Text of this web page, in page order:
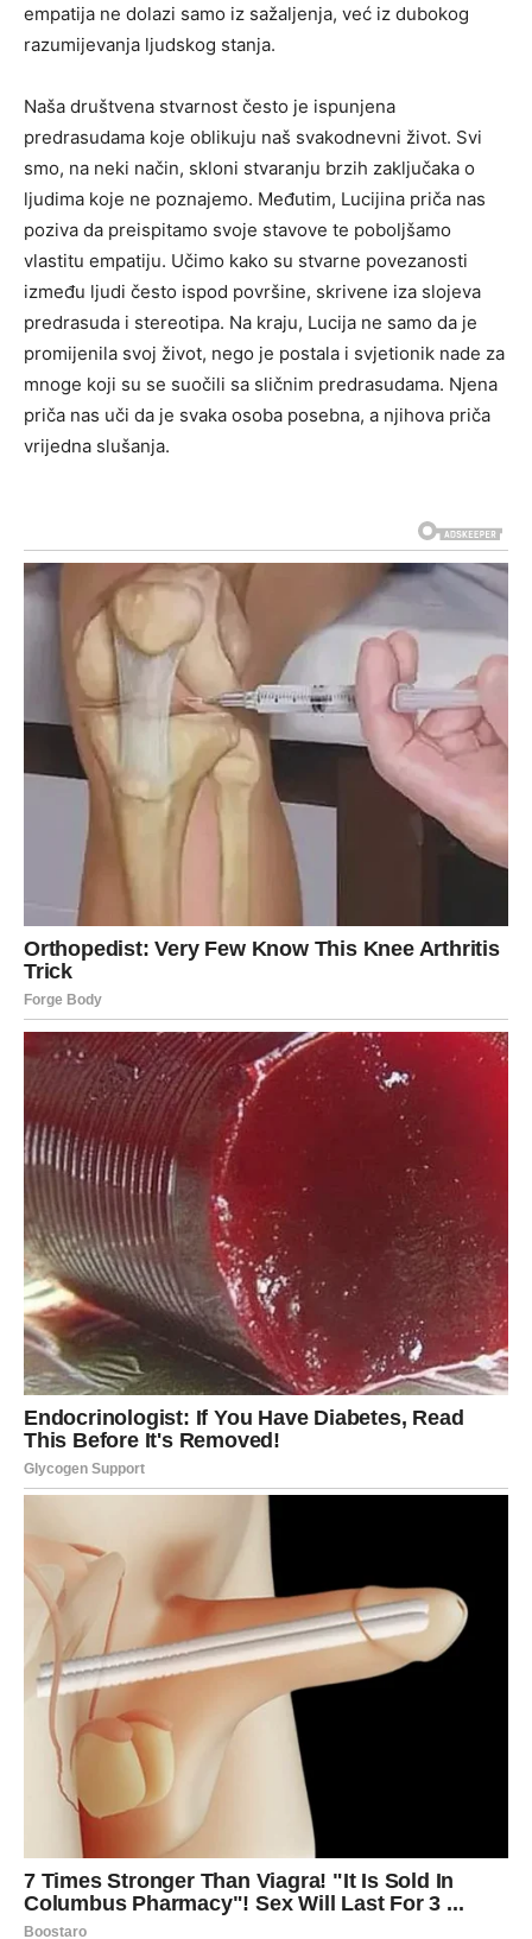
empatija ne dolazi samo iz sažaljenja, već iz dubokog
razumijevanja ljudskog stanja.
Naša društvena stvarnost često je ispunjena
predrasudama koje oblikuju naš svakodnevni život. Svi
smo, na neki način, skloni stvaranju brzih zaključaka o
ljudima koje ne poznajemo. Međutim, Lucijina priča nas
poziva da preispitamo svoje stavove te poboljšamo
vlastitu empatiju. Učimo kako su stvarne povezanosti
između ljudi često ispod površine, skrivene iza slojeva
predrasuda i stereotipa. Na kraju, Lucija ne samo da je
promijenila svoj život, nego je postala i svjetionik nade za
mnoge koji su se suočili sa sličnim predrasudama. Njena
priča nas uči da je svaka osoba posebna, a njihova priča
vrijedna slušanja.